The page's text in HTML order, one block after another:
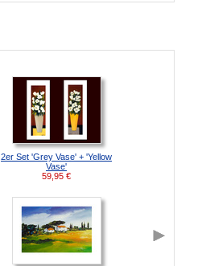
2er Set 'Grey Vase' + 'Yellow
Vase'
59,95 €